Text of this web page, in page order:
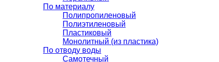
По материалу
Полипропиленовый
Полиэтиленовый
Пластиковый
Монолитный (из пластика)
По отводу воды
Самотечный